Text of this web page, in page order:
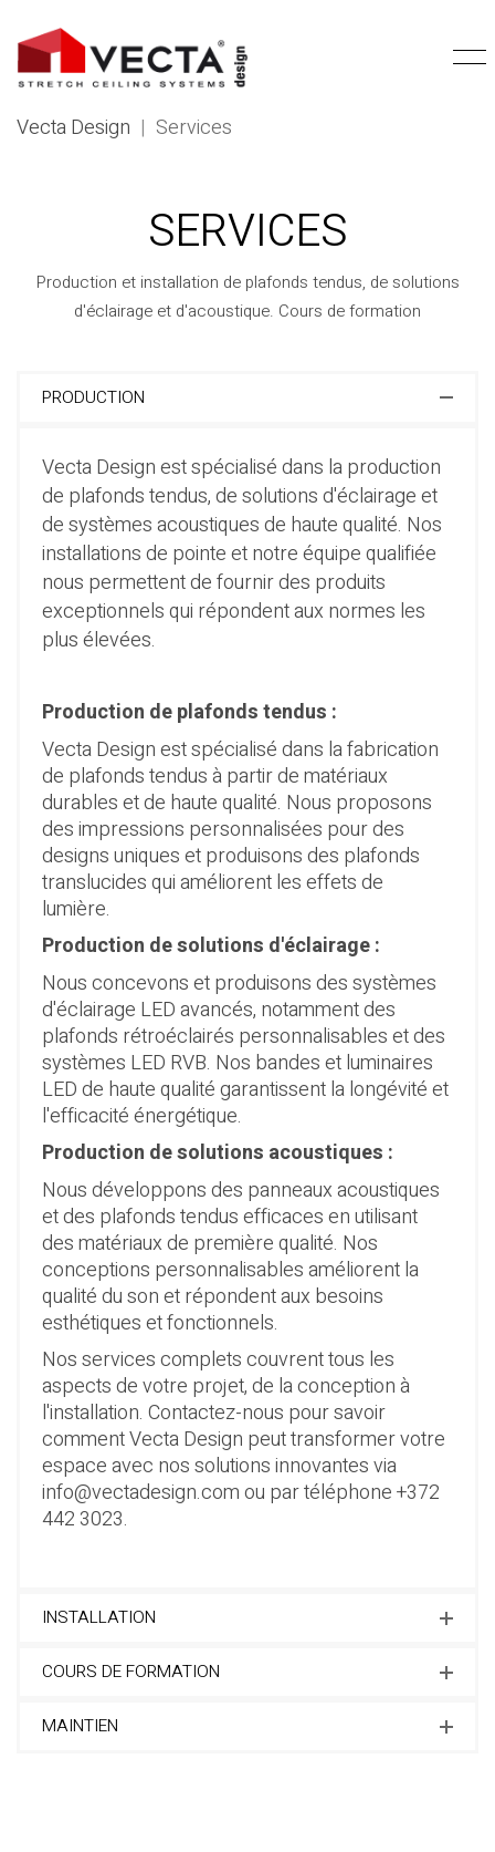
Vecta Design | Services
SERVICES
Production et installation de plafonds tendus, de solutions
d'éclairage et d'acoustique. Cours de formation
PRODUCTION
Vecta Design est spécialisé dans la production
de plafonds tendus, de solutions d'éclairage et
de systèmes acoustiques de haute qualité. Nos
installations de pointe et notre équipe qualifiée
nous permettent de fournir des produits
exceptionnels qui répondent aux normes les
plus élevées.
Production de plafonds tendus :
Vecta Design est spécialisé dans la fabrication
de plafonds tendus à partir de matériaux
durables et de haute qualité. Nous proposons
des impressions personnalisées pour des
designs uniques et produisons des plafonds
translucides qui améliorent les effets de
lumière.
Production de solutions d'éclairage :
Nous concevons et produisons des systèmes
d'éclairage LED avancés, notamment des
plafonds rétroéclairés personnalisables et des
systèmes LED RVB. Nos bandes et luminaires
LED de haute qualité garantissent la longévité et
l'efficacité énergétique.
Production de solutions acoustiques :
Nous développons des panneaux acoustiques
et des plafonds tendus efficaces en utilisant
des matériaux de première qualité. Nos
conceptions personnalisables améliorent la
qualité du son et répondent aux besoins
esthétiques et fonctionnels.
Nos services complets couvrent tous les
aspects de votre projet, de la conception à
l'installation. Contactez-nous pour savoir
comment Vecta Design peut transformer votre
espace avec nos solutions innovantes via
info@vectadesign.comou par téléphone+372
442 3023.
INSTALLATION
COURS DE FORMATION
MAINTIEN